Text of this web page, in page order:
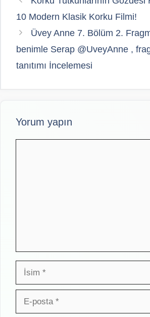
10 Modern Klasik Korku Filmi!
Üvey Anne 7. Bölüm 2.
benimle Serap @UveyAnne ,
tanıtımı İncelemesi
Yorum yapın
İsim
posta